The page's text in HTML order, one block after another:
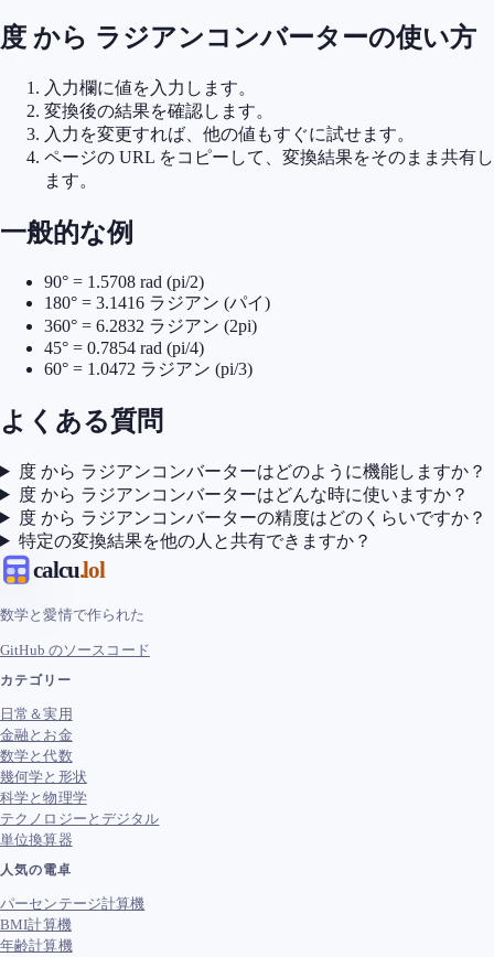
度 から ラジアンコンバーターの使い方
入力欄に値を入力します。
変換後の結果を確認します。
入力を変更すれば、他の値もすぐに試せます。
ページの URL をコピーして、変換結果をそのまま共有し
ます。
一般的な例
90° = 1.5708 rad (pi/2)
180° = 3.1416 ラジアン (パイ)
360° = 6.2832 ラジアン (2pi)
45° = 0.7854 rad (pi/4)
60° = 1.0472 ラジアン (pi/3)
よくある質問
度 から ラジアンコンバーターはどのように機能しますか？
度 から ラジアンコンバーターはどんな時に使いますか？
度 から ラジアンコンバーターの精度はどのくらいですか？
特定の変換結果を他の人と共有できますか？
calcu.lol
数学と愛情で作られた
GitHub のソースコード
カテゴリー
日常＆実用
金融とお金
数学と代数
幾何学と形状
科学と物理学
テクノロジーとデジタル
単位換算器
人気の電卓
パーセンテージ計算機
BMI計算機
年齢計算機